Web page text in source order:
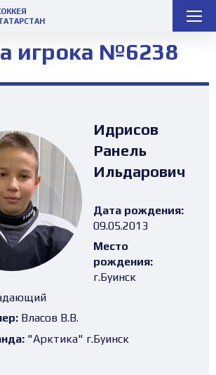
игрока №6238
Идрисов
Ранель
Ильдарович
Дата рождения:
09.05.2013
Место
рождения:
г.Буинск
Власов В.В.
"Арктика" г.Буинск